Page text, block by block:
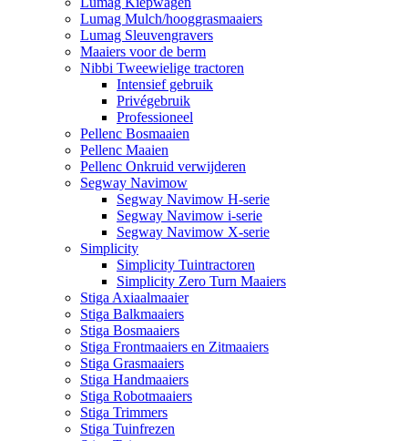
Lumag Mulch/hooggrasmaaiers
Lumag Sleuvengravers
Maaiers voor de berm
Nibbi Tweewielige tractoren
Intensief gebruik
Privégebruik
Professioneel
Pellenc Bosmaaien
Pellenc Maaien
Pellenc Onkruid verwijderen
Segway Navimow
Segway Navimow H-serie
Segway Navimow i-serie
Segway Navimow X-serie
Simplicity
Simplicity Tuintractoren
Simplicity Zero Turn Maaiers
Stiga Axiaalmaaier
Stiga Balkmaaiers
Stiga Bosmaaiers
Stiga Frontmaaiers en Zitmaaiers
Stiga Grasmaaiers
Stiga Handmaaiers
Stiga Robotmaaiers
Stiga Trimmers
Stiga Tuinfrezen